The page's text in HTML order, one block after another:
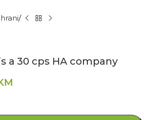
a 30 cps HA company